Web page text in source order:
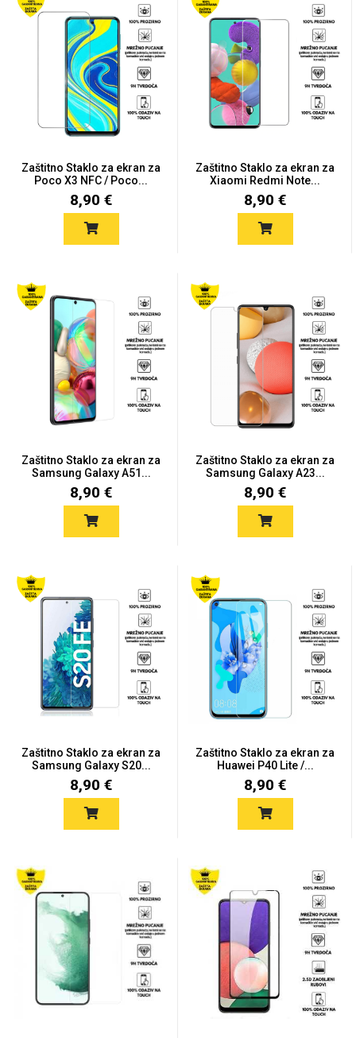
Zaštitno Staklo za ekran za
Poco X3 NFC / Poco...
8,90 €
Zaštitno Staklo za ekran za
Xiaomi Redmi Note...
8,90 €
Zaštitno Staklo za ekran za
Samsung Galaxy A51...
8,90 €
Zaštitno Staklo za ekran za
Samsung Galaxy A23...
8,90 €
Zaštitno Staklo za ekran za
Samsung Galaxy S20...
8,90 €
Zaštitno Staklo za ekran za
Huawei P40 Lite /...
8,90 €